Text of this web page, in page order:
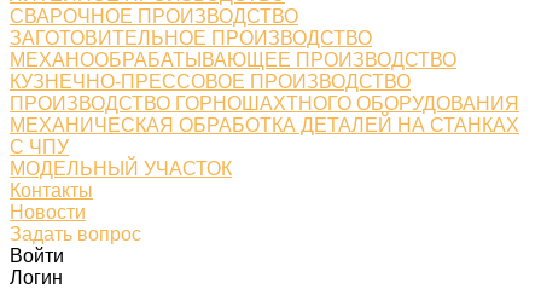
СВАРОЧНОЕ ПРОИЗВОДСТВО
ЗАГОТОВИТЕЛЬНОЕ ПРОИЗВОДСТВО
МЕХАНООБРАБАТЫВАЮЩЕЕ ПРОИЗВОДСТВО
КУЗНЕЧНО-ПРЕССОВОЕ ПРОИЗВОДСТВО
ПРОИЗВОДСТВО ГОРНОШАХТНОГО ОБОРУДОВАНИЯ
МЕХАНИЧЕСКАЯ ОБРАБОТКА ДЕТАЛЕЙ НА СТАНКАХ
С ЧПУ
МОДЕЛЬНЫЙ УЧАСТОК
Контакты
Новости
Задать вопрос
Войти
Логин